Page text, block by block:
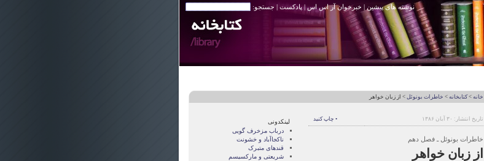
نوشته های پیشین | خبرخوان آر اس اس|پادکست | جستجو:
خانه >کتابخانه > خاطرات بونوئل > از زبان خواهر
تاریخ انتشار: ۳۰ آبان ۱۳۸۶ • چاپ کنید
خاطرات بونوئل ـ فصل دهم
از زبان خواهر
لینکدونی
درباب مزخرف گویی
ناکجاآباد و خشونت
قندهای متبرک
شریعتی و مارکسیسم